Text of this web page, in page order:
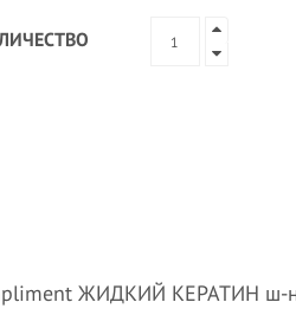
ЖИДКИЙ КЕРАТИН ш-